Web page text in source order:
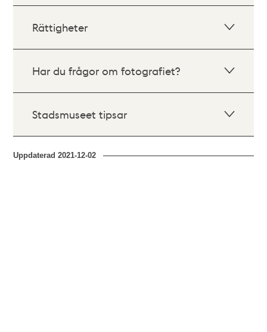
Rättigheter
Har du frågor om fotografiet?
Stadsmuseet tipsar
Uppdaterad2021-12-02